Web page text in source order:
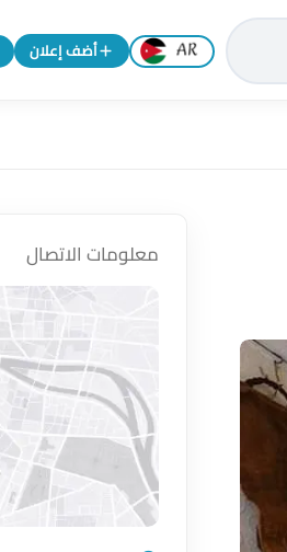
تغيير اللغة إلى الإنجليزية
أضف إعلان
معلومات الاتصال